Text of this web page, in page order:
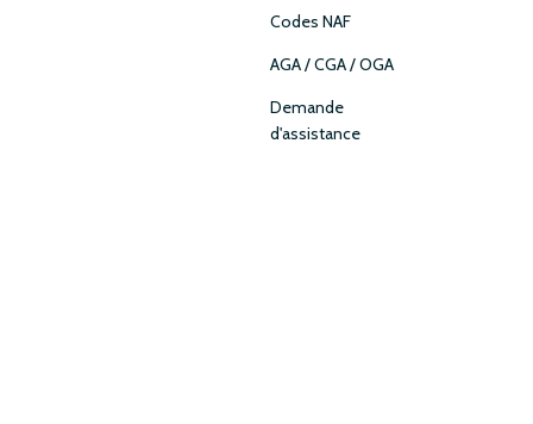
Codes NAF
AGA / CGA / OGA
Demande
d'assistance